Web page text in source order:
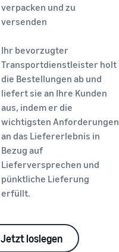
verpacken und zu
versenden
Ihr bevorzugter
Transportdienstleister holt
die Bestellungen ab und
liefert sie an Ihre Kunden
aus, indem er die
wichtigsten Anforderungen
an das Liefererlebnis in
Bezug auf
Lieferversprechen und
pünktliche Lieferung
erfüllt.
Jetzt loslegen